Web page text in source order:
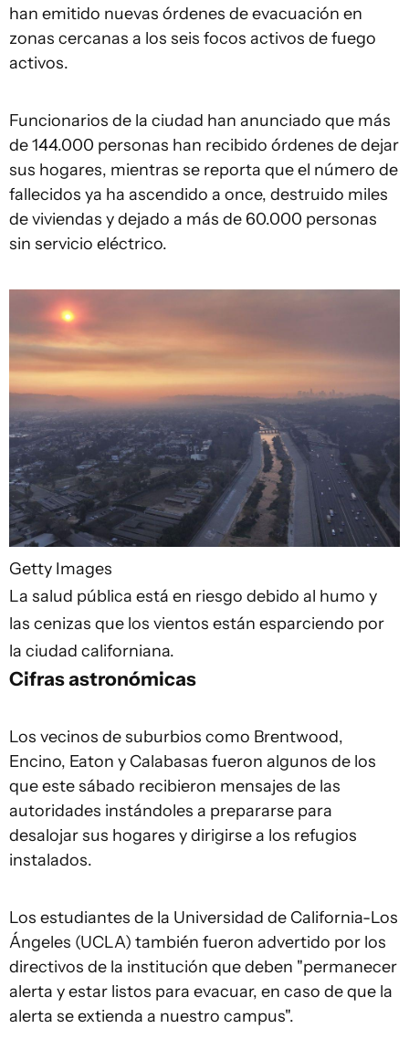
han emitido nuevas órdenes de evacuación en
zonas cercanas a los seis focos activos de fuego
activos.
Funcionarios de la ciudad han anunciado que más
de 144.000 personas han recibido órdenes de dejar
sus hogares, mientras se reporta que el número de
fallecidos ya ha ascendido a once, destruido miles
de viviendas y dejado a más de 60.000 personas
sin servicio eléctrico.
Getty Images
La salud pública está en riesgo debido al humo y
las cenizas que los vientos están esparciendo por
la ciudad californiana.
Cifras astronómicas
Los vecinos de suburbios como Brentwood,
Encino, Eaton y Calabasas fueron algunos de los
que este sábado recibieron mensajes de las
autoridades instándoles a prepararse para
desalojar sus hogares y dirigirse a los refugios
instalados.
Los estudiantes de la Universidad de California-Los
Ángeles (UCLA) también fueron advertido por los
directivos de la institución que deben "permanecer
alerta y estar listos para evacuar, en caso de que la
alerta se extienda a nuestro campus".